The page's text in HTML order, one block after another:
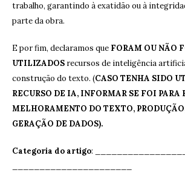
trabalho, garantindo à exatidão ou à
parte da obra.
E por fim, declaramos que FORAM OU NÃO
UTILIZADOS recursos de inteligência
construção do texto. (CASO TENHA SIDO
RECURSO DE IA, INFORMAR SE FOI PARA
MELHORAMENTO DO TEXTO,
GERAÇÃO DE DADOS).
Categoria do artigo: